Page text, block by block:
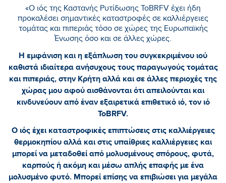
«O ιός της Καστανής Ρυτίδωσης ToBRFV έχει ήδη
προκαλέσει σημαντικές καταστροφές σε καλλιέργειες
τομάτας και πιπεριάς τόσο σε χώρες της Ευρωπαϊκής
Ένωσης όσο και σε άλλες χώρες.
Η εμφάνιση και η εξάπλωση του συγκεκριμένου ιού
καθιστά ιδιαίτερα ανήσυχους τους παραγωγούς τομάτας
και πιπεριάς, στην Κρήτη αλλά και σε άλλες περιοχές της
χώρας μου αφού αισθάνονται ότι απειλούνται και
κινδυνεύουν από έναν εξαιρετικά επιθετικό ιό, τον ιό
ToBRFV.
Ο ιός έχει καταστροφικές επιπτώσεις στις καλλιέργειες
θερμοκηπίου αλλά και στις υπαίθριες καλλιέργειες και
μπορεί να μεταδοθεί από μολυσμένους σπόρους, φυτά,
καρπούς ή ακόμη και μέσω απλής επαφής με ένα
μολυσμένο φυτό. Μπορεί επίσης να επιβιώσει για μεγάλα